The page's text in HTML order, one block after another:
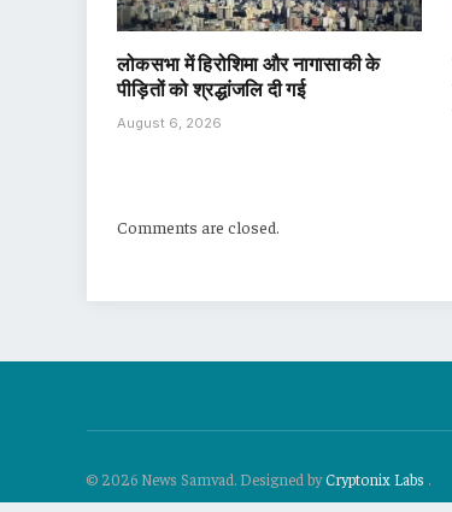
लोकसभा में हिरोशिमा और नागासाकी के
पीड़ितों को श्रद्धांजलि दी गई
August 6, 2026
Comments are closed.
© 2026 News Samvad. Designed byCryptonix Labs .